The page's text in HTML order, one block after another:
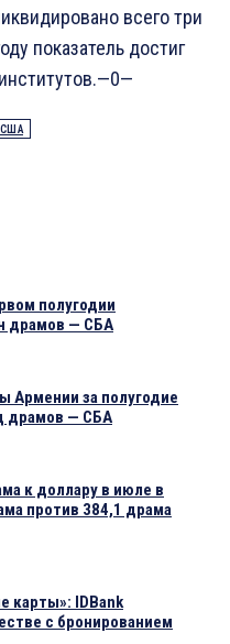
всего три
показатель достиг
США
полугодии
драмов — СБА
Армении за полугодие
драмов — СБА
к доллару в июле в
против 384,1 драма
карты»: IDBank
с бронированием